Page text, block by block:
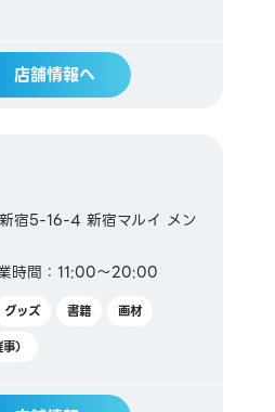
店舗情報へ
宿5-16-4 新宿マルイ メン
時間：11:00～20:00
グッズ 書籍
画材
）